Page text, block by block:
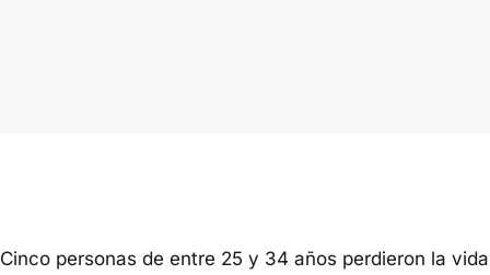
Cinco personas de entre 25 y 34 años perdieron la vida